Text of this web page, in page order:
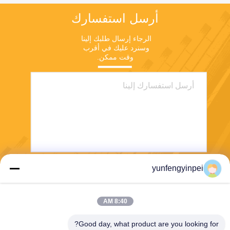
أرسل استفسارك
وقت ممكن.
yunfengyinpei
8:40 AM
Good day, what product are you looking for?